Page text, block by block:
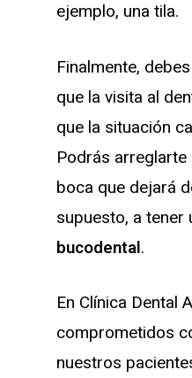
ejemplo, una tila.
Finalmente,
que la visita al
que la situación
Podrás
boca que dejará
supuesto, a tener
bucodental.
En Clínica Dental
comprometidos
nuestros